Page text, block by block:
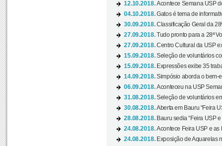
12.10.2018.Acontece Semana USP
04.10.2018.Gatos é tema de
30.09.2018.Classificação Geral da
27.09.2018.Tudo pronto para a 28ª
27.09.2018.Centro Cultural da USP
15.09.2018.Seleção de voluntários
15.09.2018. Expressões exibe 35
14.09.2018.Simpósio aborda o bem-
06.09.2018.Aconteceu na USP
31.08.2018.Seleção de voluntários
30.08.2018.Aberta em Bauru “Feira
28.08.2018. Bauru sedia “Feira USP
24.08.2018.Acontece Feira USP e as
24.08.2018. Exposição de Aquarelas